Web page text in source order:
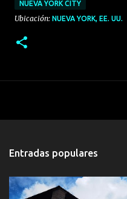
NUEVA YORK CITY
Ubicación: NUEVA YORK, EE. UU.
Entradas populares